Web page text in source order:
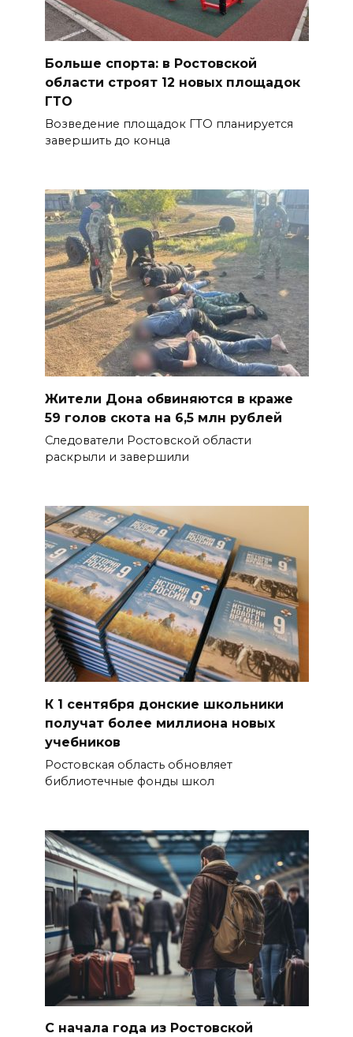
Больше спорта: в Ростовской
области строят 12 новых площадок
ГТО
Возведение площадок ГТО планируется
завершить до конца
Жители Дона обвиняются в краже
59 голов скота на 6,5 млн рублей
Следователи Ростовской области
раскрыли и завершили
К 1 сентября донские школьники
получат более миллиона новых
учебников
Ростовская область обновляет
библиотечные фонды школ
С начала года из Ростовской